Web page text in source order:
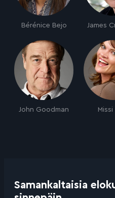
Bérénice Bejo James
John Goodman Missi
Samankaltaisia